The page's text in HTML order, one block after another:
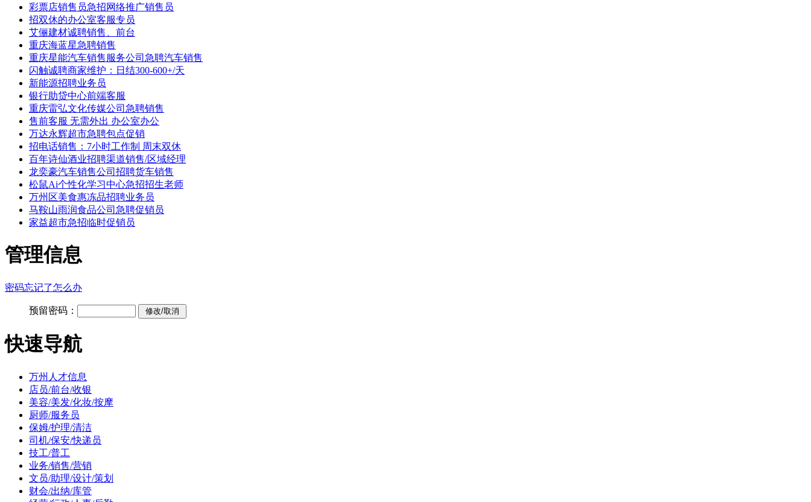
彩票店销售员急招网络推广销售员
招双休的办公室客服专员
艾俪建材诚聘销售、前台
重庆海蓝星急聘销售
重庆星能汽车销售服务公司急聘汽车销售
闪触诚聘商家维护：日结300-600+/天
新能源招聘业务员
银行助贷中心前端客服
重庆雷弘文化传媒公司急聘销售
售前客服 无需外出 办公室办公
万达永辉超市急聘包点促销
招电话销售：7小时工作制 周末双休
百年诗仙酒业招聘渠道销售/区域经理
龙奕豪汽车销售公司招聘货车销售
松鼠Ai个性化学习中心急招招生老师
万州区美食惠冻品招聘业务员
马鞍山雨润食品公司急聘促销员
家益超市急招临时促销员
管理信息
密码忘记了怎么办
预留密码：
快速导航
万州人才信息
店员/前台/收银
美容/美发/化妆/按摩
厨师/服务员
保姆/护理/清洁
司机/保安/快递员
技工/普工
业务/销售/营销
文员/助理/设计/策划
财会/出纳/库管